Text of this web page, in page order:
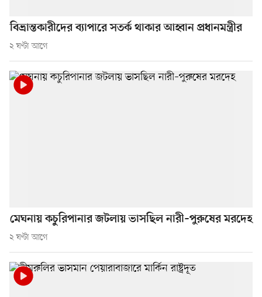
বিভ্রান্তকারীদের ব্যাপারে সতর্ক থাকার আহ্বান প্রধানমন্ত্রীর
২ ঘণ্টা আগে
মেঘনায় কচুরিপানার জটলায় ভাসছিল নারী–পুরুষের মরদেহ
২ ঘণ্টা আগে